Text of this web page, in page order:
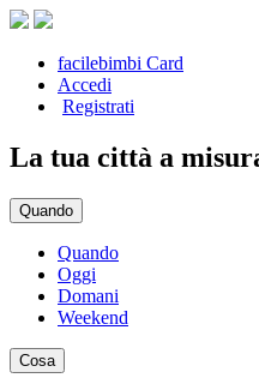
facilebimbi Card
Accedi
Registrati
La tua città a
Quando
Quando
Oggi
Domani
Weekend
Cosa